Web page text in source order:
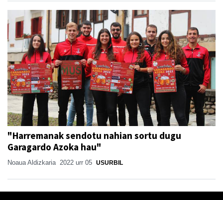
"Harremanak sendotu nahian sortu dugu
Garagardo Azoka hau"
Noaua Aldizkaria 2022 urr 05 USURBIL